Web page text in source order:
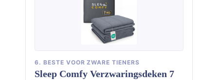
6. BESTE VOOR ZWARE TIENERS
Sleep Comfy Verzwaringsdeken 7